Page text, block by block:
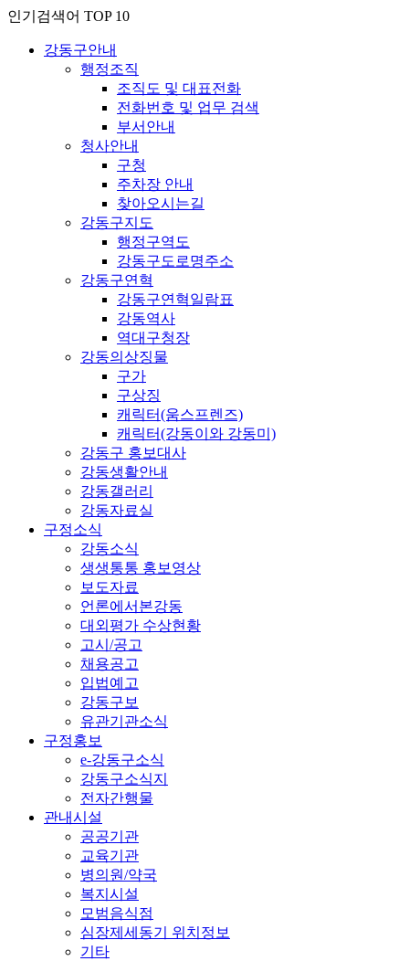
인기검색어 TOP 10
강동구안내
행정조직
조직도 및 대표전화
전화번호 및 업무 검색
부서안내
청사안내
구청
주차장 안내
찾아오시는길
강동구지도
행정구역도
강동구도로명주소
강동구연혁
강동구연혁일람표
강동역사
역대구청장
강동의상징물
구가
구상징
캐릭터(움스프렌즈)
캐릭터(강동이와 강동미)
강동구 홍보대사
강동생활안내
강동갤러리
강동자료실
구정소식
강동소식
생생통통 홍보영상
보도자료
언론에서본강동
대외평가 수상현황
고시/공고
채용공고
입법예고
강동구보
유관기관소식
구정홍보
e-강동구소식
강동구소식지
전자간행물
관내시설
공공기관
교육기관
병의원/약국
복지시설
모범음식점
심장제세동기 위치정보
기타